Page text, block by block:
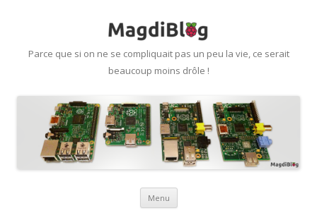
Parce que si on ne se compliquait pas un peu la vie, ce serait
beaucoup moins drôle !
Menu Aller